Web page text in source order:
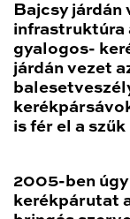
Bajcsy
infrastruktúra
gyalogos-
járdán vezet
is fér el a
2005-ben
kerékpárutat